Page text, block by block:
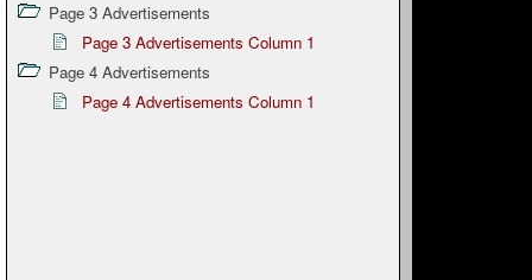
Page 3 Advertisements
Page 3 Advertisements Column 1
Page 4 Advertisements
Page 4 Advertisements Column 1